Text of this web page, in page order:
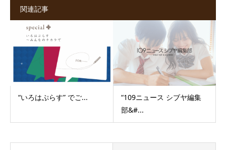
関連記事
“いろはぷらす” でご...
“109ニュース シブヤ編集
部&#...